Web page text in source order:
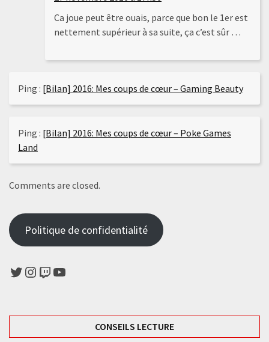
Ca joue peut être ouais, parce que bon le 1er est
nettement supérieur à sa suite, ça c’est sûr …
Ping : [Bilan] 2016: Mes coups de cœur – Gaming Beauty
Ping : [Bilan] 2016: Mes coups de cœur – Poke Games
Land
Comments are closed.
Politique de confidentialité
Twitter
Instagram
TwitchYouTube
CONSEILS LECTURE